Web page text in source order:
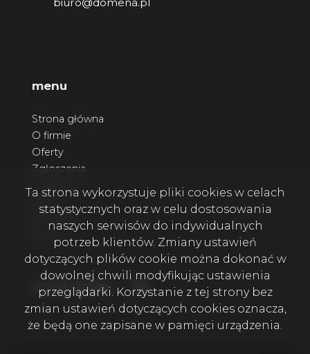
menu
Strona główna
O firmie
Oferty
Zgłoszenia
Kontakt
social media Facebook
Ta strona wykorzystuje pliki cookies w celach
statystycznych oraz w celu dostosowania
naszych serwisów do indywidualnych
potrzeb klientów. Zmiany ustawień
dotyczących plików cookie można dokonać w
dowolnej chwili modyfikując ustawienia
przeglądarki. Korzystanie z tej strony bez
zmian ustawień dotyczących cookies oznacza,
że będą one zapisane w pamięci urządzenia.